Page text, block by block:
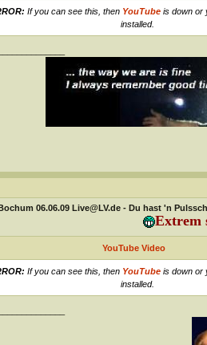
If you can see this, then YouTubeis down or
installed.
06.06.09 Live@LV.de - Du hast 'n
Extrem
YouTube Video
If you can see this, then YouTubeis down or
installed.